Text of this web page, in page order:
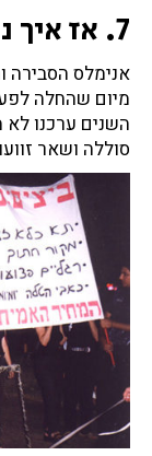
7. אז איך ניצחנו את כלובי הסוללה?
אנימלס הסבירה
השנים ערכנו
סוללה ושאר